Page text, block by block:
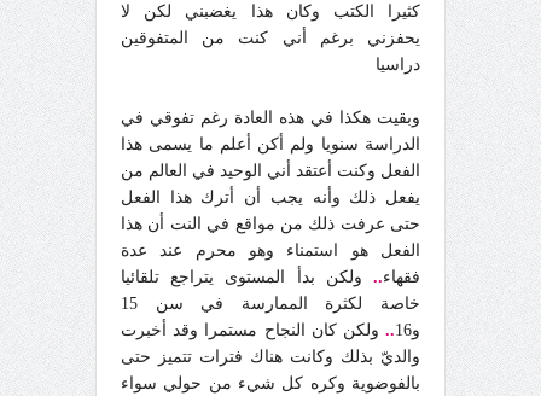
كثيرا الكتب وكان هذا يغضبني لكن لا
يحفزني برغم أني كنت من المتفوقين
دراسيا
وبقيت هكذا في هذه العادة رغم تفوقي في
الدراسة سنويا ولم أكن أعلم ما يسمى هذا
الفعل وكنت أعتقد أني الوحيد في العالم من
يفعل ذلك وأنه يجب أن أترك هذا الفعل
حتى عرفت ذلك من مواقع في النت أن هذا
الفعل هو استمناء وهو محرم عند عدة
فقهاء.. ولكن بدأ المستوى يتراجع تلقائيا
خاصة لكثرة الممارسة في سن 15
و16
.. ولكن كان النجاح مستمرا وقد أخبرت
والديّ بذلك وكانت هناك فترات تتميز حتى
بالفوضوية وكره كل شيء من حولي سواء